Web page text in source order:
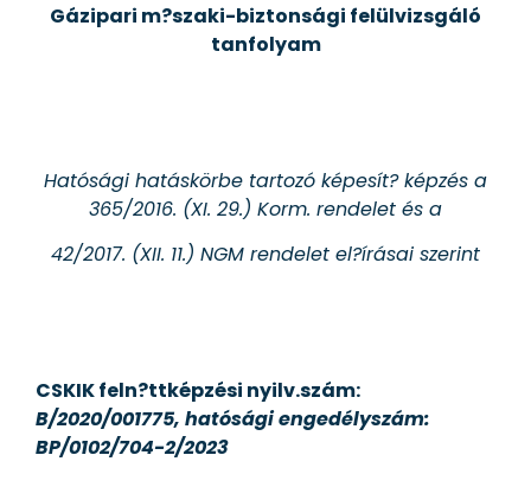
Gázipari m?szaki-biztonsági felülvizsgáló
tanfolyam
Hatósági hatáskörbe tartozó képesít? képzés a
365/2016. (XI. 29.) Korm. rendelet és a
42/2017. (XII. 11.) NGM rendelet el?írásai szerint
CSKIK feln?ttképzési nyilv.szám:
B/2020/001775, hatósági engedélyszám:
BP/0102/704-2/2023